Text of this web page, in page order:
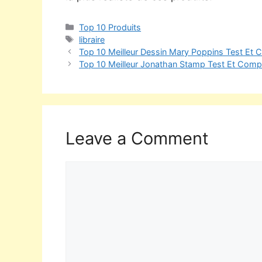
Top 10 Produits
libraire
Top 10 Meilleur Dessin Mary Poppins Test Et
Top 10 Meilleur Jonathan Stamp Test Et
Leave a Comment